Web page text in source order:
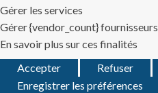
Gérer les services
Gérer {vendor_count} fournisseurs
En savoir plus sur ces finalités
Accepter
Refuser
Enregistrer les préférences